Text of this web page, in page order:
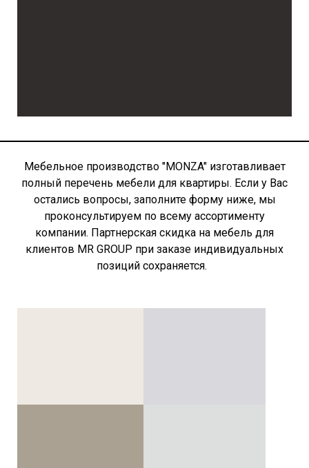
Мебельное производство "MONZA" изготавливает
полный перечень мебели для квартиры. Если у Вас
остались вопросы, заполните форму ниже, мы
проконсультируем по всему ассортименту
компании. Партнерская скидка на мебель для
клиентов MR GROUP при заказе индивидуальных
позиций сохраняется.